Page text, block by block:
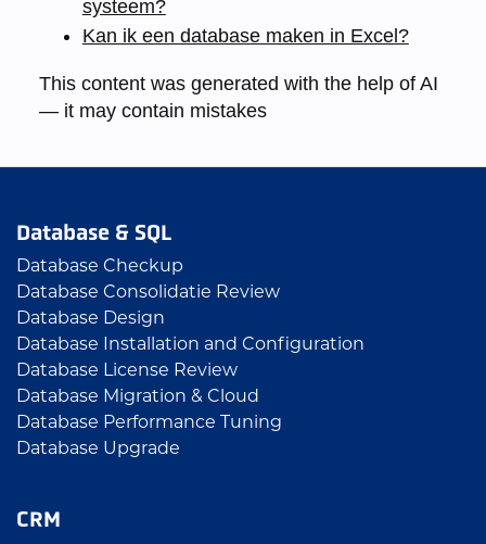
systeem?
Kan ik een database maken in Excel?
This content was generated with the help of AI
— it may contain mistakes
Database & SQL
Database Checkup
Database Consolidatie Review
Database Design
Database Installation and Configuration
Database License Review
Database Migration & Cloud
Database Performance Tuning
Database Upgrade
CRM